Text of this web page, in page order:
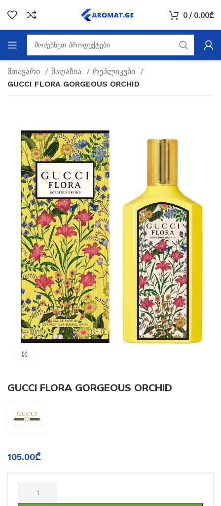
0 / 0.00₾
მთავარი მაღაზია
რეპლიკები
GUCCI FLORA GORGEOUS ORCHID
GUCCI FLORA GORGEOUS ORCHID
105.00₾